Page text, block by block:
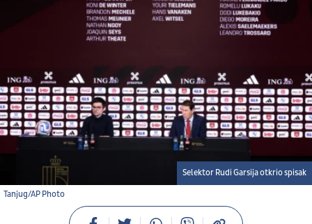
Tanjug/AP Photo
Selektor Rudi Garsija otkrio spisak